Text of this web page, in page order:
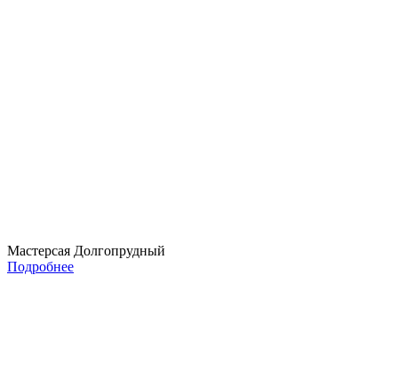
Мастерсая Долгопрудный
Подробнее